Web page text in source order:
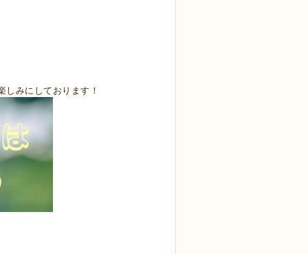
みにしております！